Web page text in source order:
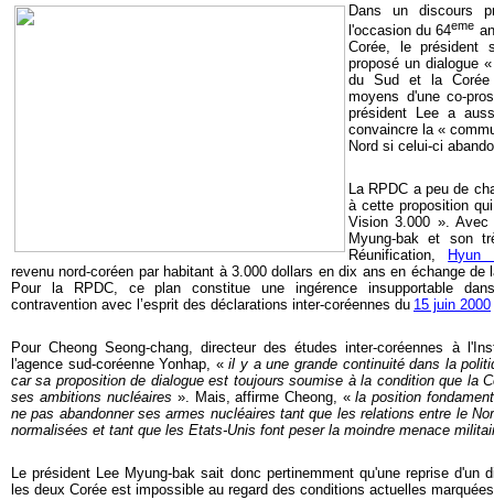
Dans un discours
l'occasion du 64eme
Corée, le président
proposé un dialogue
du Sud et la
moyens d'une co-
président Lee a
convaincre la «
Nord si celui-ci
La RPDC a peu de
à cette proposition
Vision 3.000 ».
Myung-bak et son
Réunification,
Hyun
revenu nord-coréen par habitant à 3.000 dollars en dix ans en échange de
Pour la RPDC, ce plan constitue une ingérence insupportable
contravention avec l’esprit des déclarations inter-coréennes du 15 juin 2000
Pour Cheong Seong-chang, directeur des études inter-coréennes à
l'agence sud-coréenne Yonhap, «il y a une grande continuité dans la
car sa proposition de dialogue est toujours soumise à la condition que la
ses ambitions nucléaires ». Mais, affirme Cheong, « la position
ne pas abandonner ses armes nucléaires tant que les relations entre le
normalisées et tant que les Etats-Unis font peser la moindre menace
Le président Lee Myung-bak sait donc pertinemment qu'une reprise d'un
les deux Corée est impossible au regard des conditions actuelles